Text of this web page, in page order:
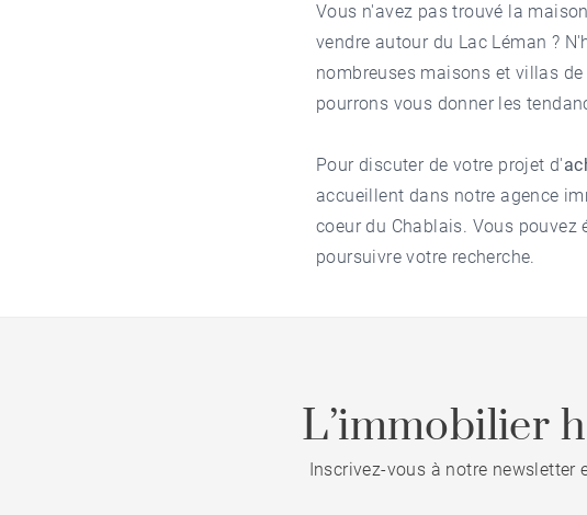
Vous n'avez pas trouvé la
vendre autour du Lac Léman ?
nombreuses maisons et villas
pourrons vous donner les
Pour discuter de votre projet d'
accueillent dans notreagence
coeur du Chablais. Vous pouvez
poursuivre votre recherche.
L’immobilier
Inscrivez-vous à notre